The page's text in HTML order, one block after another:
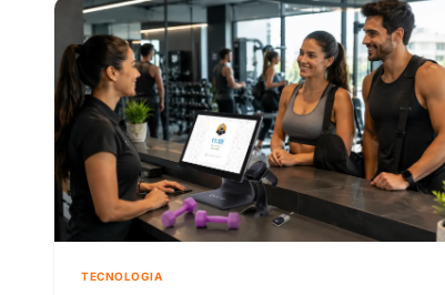
TECNOLOGIA